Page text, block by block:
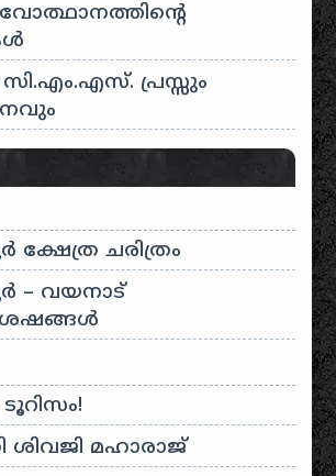
പ്രസ്സും
ക്ഷേത്ര ചരിത്രം
– വയനാട്
മഹാരാജ്